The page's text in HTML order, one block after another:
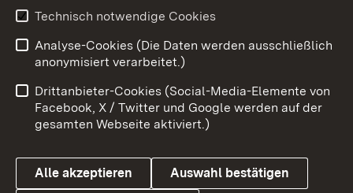
Youtube
Benutzungshinweise
Barrierefreiheit
Datenschutz
Cookies
Technisch notwendige Cookies
Analyse-Cookies (Die Daten werden ausschließlich
anonymisiert verarbeitet.)
Drittanbieter-Cookies (Social-Media-Elemente von
Facebook, X / Twitter und Google werden auf der
gesamten Webseite aktiviert.)
Alle akzeptieren Auswahl bestätigen